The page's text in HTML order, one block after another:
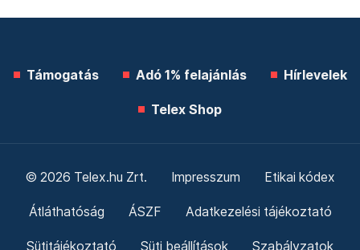
Támogatás Adó 1% felajánlás Hírlevelek
Telex Shop
© 2026 Telex.hu Zrt. Impresszum Etikai kódex
Átláthatóság ÁSZF Adatkezelési tájékoztató
Sütitájékoztató Süti beállítások Szabályzatok